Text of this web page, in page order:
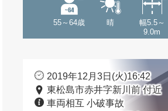
55～64歳 晴
幅5.5～
9.0m
2019年12月3日(火)16:42
東松島市赤井字新川前 付近
車両相互 小破事故